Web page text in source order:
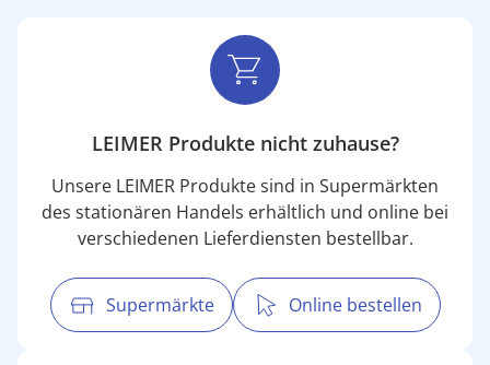
LEIMER Produkte nicht zuhause?
Unsere LEIMER Produkte sind in Supermärkten
des stationären Handels erhältlich und online bei
verschiedenen Lieferdiensten bestellbar.
Supermärkte Online bestellen